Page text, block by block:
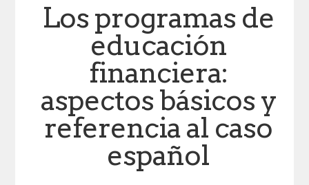
Los programas de
educación
financiera:
aspectos básicos y
referencia al caso
español